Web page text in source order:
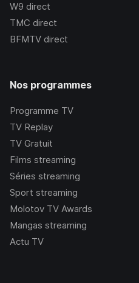
W9 direct
TMC direct
BFMTV direct
Nos programmes
Programme TV
TV Replay
TV Gratuit
Films streaming
Séries streaming
Sport streaming
Molotov TV Awards
Mangas streaming
Actu TV